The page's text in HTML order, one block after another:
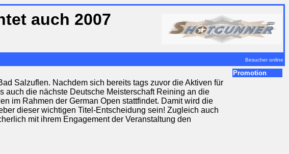
auch 2007
Besucher online
Salzuflen. Nachdem sich bereits tags zuvor die Aktiven für
auch die nächste Deutsche Meisterschaft Reining an die
im Rahmen der German Open stattfindet. Damit wird die
dieser wichtigen Titel-Entscheidung sein! Zugleich auch
mit ihrem Engagement der Veranstaltung den
Promotion